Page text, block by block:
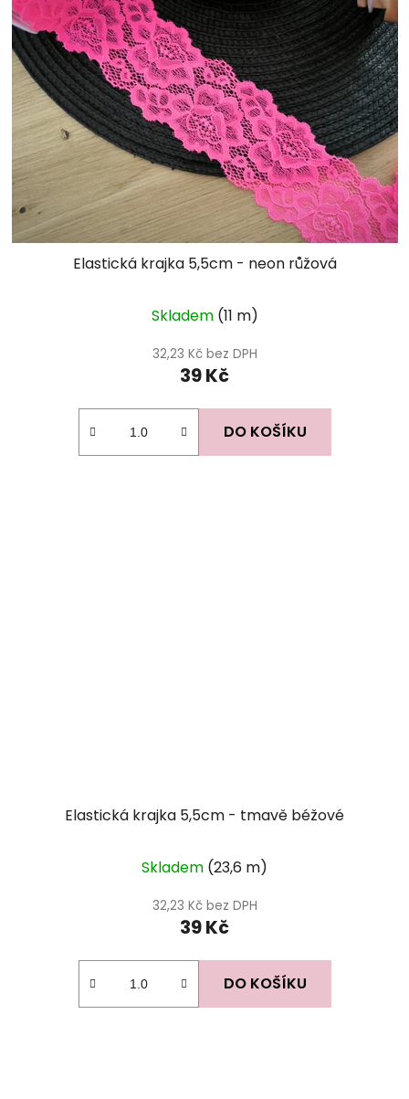
Elastická krajka 5,5cm - neon růžová
Skladem (11 m)
32,23 Kč bez DPH
39 Kč
DO KOŠÍKU
Elastická krajka 5,5cm - tmavě béžové
Skladem (23,6 m)
32,23 Kč bez DPH
39 Kč
DO KOŠÍKU